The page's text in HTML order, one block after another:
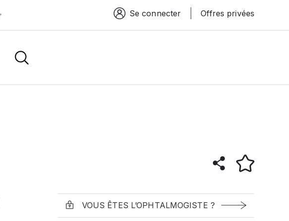
Espace connexion
Se connecter Offres privées
VOUS ÊTES L’OPHTALMOGISTE ?